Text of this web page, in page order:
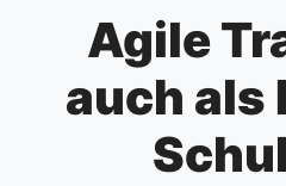
Agile
auch als